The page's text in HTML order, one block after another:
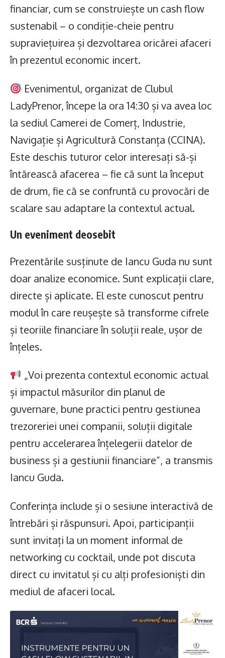
financiar, cum se construiește un cash flow
sustenabil – o condiție-cheie pentru
supraviețuirea și dezvoltarea oricărei afaceri
în prezentul economic incert.
Evenimentul, organizat de Clubul
LadyPrenor, începe la ora 14:30 și va avea loc
la sediul Camerei de Comerț, Industrie,
Navigație și Agricultură Constanța (CCINA).
Este deschis tuturor celor interesați să-și
întărească afacerea – fie că sunt la început
de drum, fie că se confruntă cu provocări de
scalare sau adaptare la contextul actual.
Un eveniment deosebit
Prezentările susținute de Iancu Guda nu sunt
doar analize economice. Sunt explicații clare,
directe și aplicate. El este cunoscut pentru
modul în care reușește să transforme cifrele
și teoriile financiare în soluții reale, ușor de
înțeles.
„Voi prezenta contextul economic actual
și impactul măsurilor din planul de
guvernare, bune practici pentru gestiunea
trezoreriei unei companii, soluții digitale
pentru accelerarea înțelegerii datelor de
business și a gestiunii financiare”, a transmis
Iancu Guda.
Conferința include și o sesiune interactivă de
întrebări și răspunsuri. Apoi, participanții
sunt invitați la un moment informal de
networking cu cocktail, unde pot discuta
direct cu invitatul și cu alți profesioniști din
mediul de afaceri local.